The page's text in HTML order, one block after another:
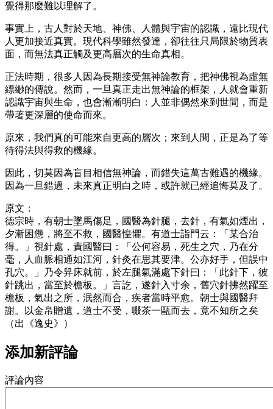
覺得那麼難以理解了。
事實上，古人對於天地、神佛、人體與宇宙的認識，遠比現代
人更加接近真實。現代科學雖然發達，卻往往只局限於物質表
面，而無法真正觸及更高層次的生命真相。
正法時期，很多人因為長期接受無神論教育，把神佛視為虛無
縹緲的傳說。然而，一旦真正走出無神論的框架，人就會重新
認識宇宙與生命，也會漸漸明白：人並非偶然來到世間，而是
帶著更深層的使命而來。
原來，我們真的可能來自更高的層次；來到人間，正是為了等
待得法與得救的機緣。
因此，切莫因為盲目相信無神論，而錯失這萬古難遇的機緣。
因為一旦錯過，未來真正明白之時，或許就已經追悔莫及了。
原文：
德宗時，有朝士墜馬傷足，國醫為針腿，去針，有氣如煙出，
夕漸困憊，將至不救，國醫惶懼。有道士詣門云：「某合治
得。」視針處，責國醫曰：「公何容易，死生之穴，乃在分
毫，人血脈相通如江河，針灸在思其要津。公亦好手，但誤中
孔穴。」乃令舁床就前，於左腿氣滿處下針曰：「此針下，彼
針跳出，當至於檐板。」言訖，遂針入寸余，舊穴針拂然躍至
檐板，氣出之所，泯然而合，疾者當時平愈。朝士與國醫拜
謝。以金帛贈遺，道士不受，啜茶一甌而去，竟不知所之矣
（出《逸史》）
添加新評論
評論內容